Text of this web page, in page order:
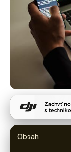
warezak.cz
Jak
Obsah